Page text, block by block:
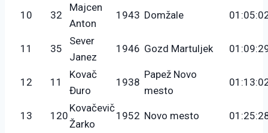
10 32
Majcen
Anton
1943 Domžale
11 35
Sever
Janez
1946 Gozd Martuljek
12 11
Kovač
Đuro
1938
Papež Novo
mesto
13 120
Kovačevič
Žarko
1952 Novo mesto